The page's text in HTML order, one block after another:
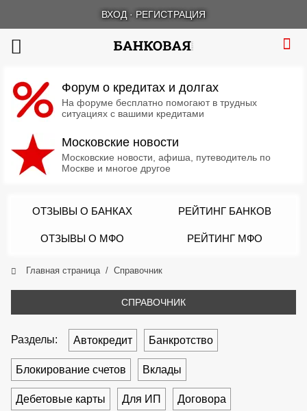
ВХОД · РЕГИСТРАЦИЯ
Форум о кредитах и долгах
На форуме бесплатно помогают в трудных
ситуациях с вашими кредитами
Московские новости
Московские новости, афиша, путеводитель по
Москве и многое другое
ОТЗЫВЫ О БАНКАХ РЕЙТИНГ БАНКОВ
ОТЗЫВЫ О МФО РЕЙТИНГ МФО
Главная страница Справочник
СПРАВОЧНИК
Разделы: Автокредит Банкротство
Блокирование счетов Вклады
Дебетовые карты Для ИП Договора